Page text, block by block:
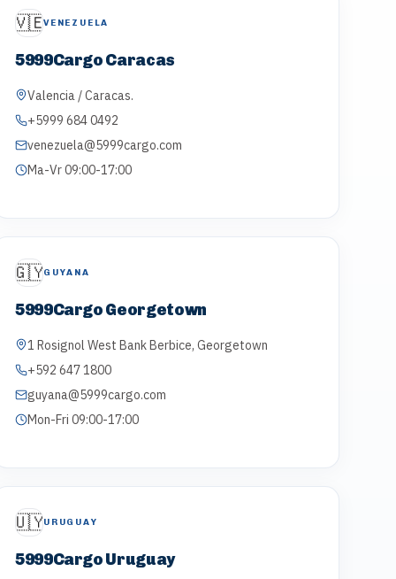
🇻🇪VENEZUELA
5999Cargo Caracas
Valencia / Caracas.
+5999 684 0492
venezuela@5999cargo.com
Ma-Vr 09:00-17:00
🇬🇾GUYANA
5999Cargo Georgetown
1 Rosignol West Bank Berbice, Georgetown
+592 647 1800
guyana@5999cargo.com
Mon-Fri 09:00-17:00
🇺🇾URUGUAY
5999Cargo Uruguay